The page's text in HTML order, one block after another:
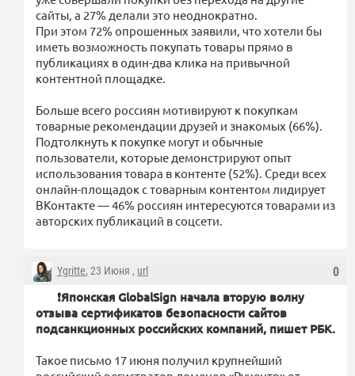
сайты, а 27% делали это неоднократно.
При этом 72% опрошенных заявили, что хотели бы
иметь возможность покупать товары прямо в
публикациях в один-два клика на привычной
контентной площадке.
Больше всего россиян мотивируют к покупкам
товарные рекомендации друзей и знакомых (66%).
Подтолкнуть к покупке могут и обычные
пользователи, которые демонстрируют опыт
использования товара в контенте (52%). Среди всех
онлайн-площадок с товарным контентом лидирует
ВКонтакте — 46% россиян интересуются товарами из
авторских публикаций в соцсети.
0
Ygritte, 23 Июня , url
❗️Японская GlobalSign начала вторую волну
отзыва сертификатов безопасности сайтов
подсанкционных российских компаний, пишет РБК.
Такое письмо 17 июня получил крупнейший